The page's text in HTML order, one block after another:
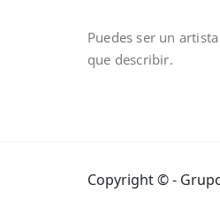
Puedes ser un
que describir.
Copyright © -